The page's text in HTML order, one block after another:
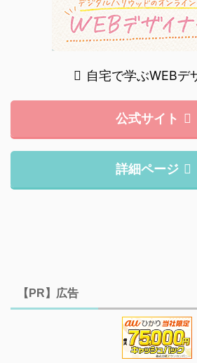
自宅で学ぶWEBデ
公式サイト
詳細ページ
【PR】広告